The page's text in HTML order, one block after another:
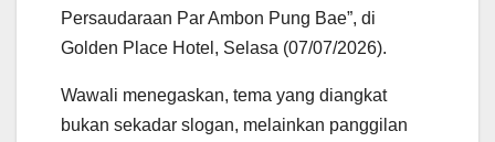
Persaudaraan Par Ambon Pung Bae”, di
Golden Place Hotel, Selasa (07/07/2026).
Wawali menegaskan, tema yang diangkat
bukan sekadar slogan, melainkan panggilan